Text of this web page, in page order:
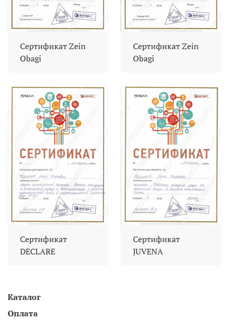
Сертификат Zein
Obagi
Сертификат Zein
Obagi
Сертификат
DECLARE
Сертификат
JUVENA
Каталог
Оплата